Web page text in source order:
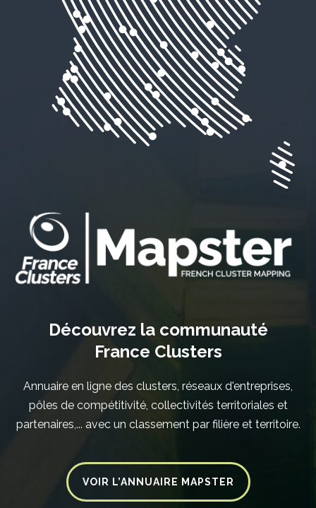
Découvrez la communauté
France Clusters
Annuaire en ligne des clusters, réseaux d'entreprises,
pôles de compétitivité, collectivités territoriales et
partenaires,... avec un classement par filière et territoire.
VOIR L’ANNUAIRE MAPSTER